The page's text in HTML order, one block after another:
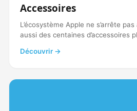
Accessoires
L’écosystème Apple ne s’arrête
aussi des centaines d’accessoires
Découvrir →